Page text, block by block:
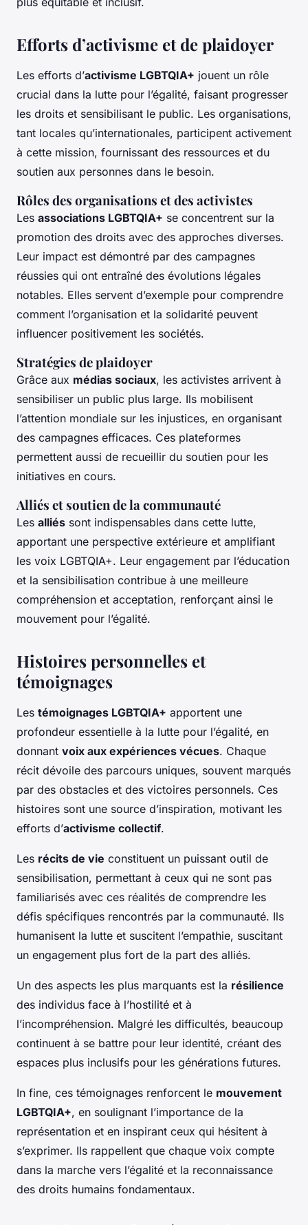
Efforts d’activisme et de plaidoyer
Les efforts d’activisme LGBTQIA+ jouent un rôle
crucial dans la lutte pour l’égalité, faisant progresser
les droits et sensibilisant le public. Les organisations,
tant locales qu’internationales, participent activement
à cette mission, fournissant des ressources et du
soutien aux personnes dans le besoin.
Rôles des organisations et des activistes
Les associations LGBTQIA+ se concentrent sur la
promotion des droits avec des approches diverses.
Leur impact est démontré par des campagnes
réussies qui ont entraîné des évolutions légales
notables. Elles servent d’exemple pour comprendre
comment l’organisation et la solidarité peuvent
influencer positivement les sociétés.
Stratégies de plaidoyer
Grâce aux médias sociaux, les activistes arrivent à
sensibiliser un public plus large. Ils mobilisent
l’attention mondiale sur les injustices, en organisant
des campagnes efficaces. Ces plateformes
permettent aussi de recueillir du soutien pour les
initiatives en cours.
Alliés et soutien de la communauté
Les alliés sont indispensables dans cette lutte,
apportant une perspective extérieure et amplifiant
les voix LGBTQIA+. Leur engagement par l’éducation
et la sensibilisation contribue à une meilleure
compréhension et acceptation, renforçant ainsi le
mouvement pour l’égalité.
Histoires personnelles et
témoignages
Les témoignages LGBTQIA+ apportent une
profondeur essentielle à la lutte pour l’égalité, en
donnant voix aux expériences vécues. Chaque
récit dévoile des parcours uniques, souvent marqués
par des obstacles et des victoires personnels. Ces
histoires sont une source d’inspiration, motivant les
efforts d’activisme collectif.
Les récits de vie constituent un puissant outil de
sensibilisation, permettant à ceux qui ne sont pas
familiarisés avec ces réalités de comprendre les
défis spécifiques rencontrés par la communauté. Ils
humanisent la lutte et suscitent l’empathie, suscitant
un engagement plus fort de la part des alliés.
Un des aspects les plus marquants est la résilience
des individus face à l’hostilité et à
l’incompréhension. Malgré les difficultés, beaucoup
continuent à se battre pour leur identité, créant des
espaces plus inclusifs pour les générations futures.
In fine, ces témoignages renforcent le mouvement
LGBTQIA+, en soulignant l’importance de la
représentation et en inspirant ceux qui hésitent à
s’exprimer. Ils rappellent que chaque voix compte
dans la marche vers l’égalité et la reconnaissance
des droits humains fondamentaux.